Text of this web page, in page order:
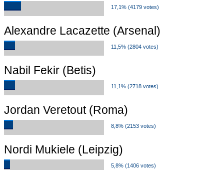
17,1% (4179 votes)
Alexandre Lacazette (Arsenal)
11,5% (2804 votes)
Nabil Fekir (Betis)
11,1% (2718 votes)
Jordan Veretout (Roma)
8,8% (2153 votes)
Nordi Mukiele (Leipzig)
5,8% (1406 votes)